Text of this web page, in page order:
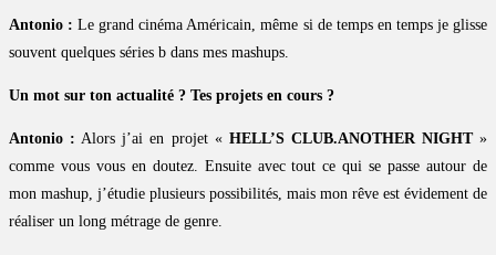
Antonio : Le grand cinéma Américain, même si de temps en temps je glisse
souvent quelques séries b dans mes mashups.
Un mot sur ton actualité ? Tes projets en cours ?
Antonio : Alors j’ai en projet « HELL’S CLUB.ANOTHER NIGHT»
comme vous vous en doutez. Ensuite avec tout ce qui se passe autour de
mon mashup, j’étudie plusieurs possibilités, mais mon rêve est évidement de
réaliser un long métrage de genre.